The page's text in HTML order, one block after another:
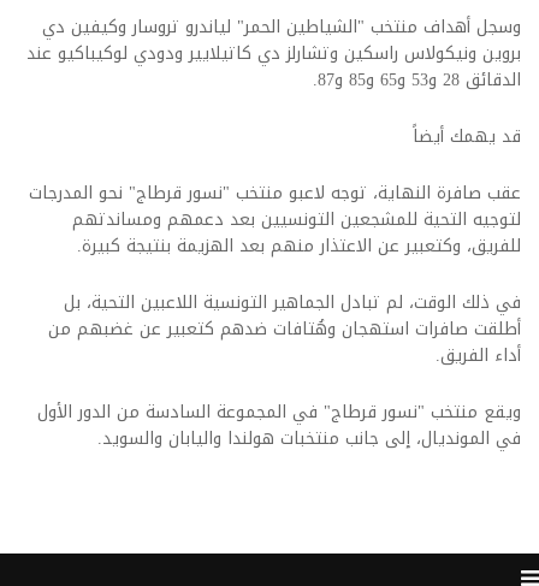
وسجل أهداف منتخب "الشياطين الحمر" لياندرو تروسار وكيفين دي
بروين ونيكولاس راسكين وتشارلز دي كاتيلايير ودودي لوكيباكيو عند
الدقائق 28 و53 و65 و85 و87.
قد يهمك أيضاً
عقب صافرة النهاية، توجه لاعبو منتخب "نسور قرطاج" نحو المدرجات
لتوجيه التحية للمشجعين التونسيين بعد دعمهم ومساندتهم
للفريق، وكتعبير عن الاعتذار منهم بعد الهزيمة بنتيجة كبيرة.
في ذلك الوقت، لم تبادل الجماهير التونسية اللاعبين التحية، بل
أطلقت صافرات استهجان وهُتافات ضدهم كتعبير عن غضبهم من
أداء الفريق.
ويقع منتخب "نسور قرطاج" في المجموعة السادسة من الدور الأول
في المونديال، إلى جانب منتخبات هولندا واليابان والسويد.